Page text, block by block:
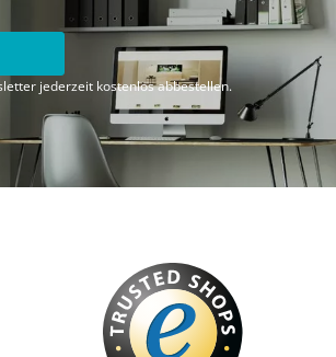
jederzeit kostenlos abbestellen.